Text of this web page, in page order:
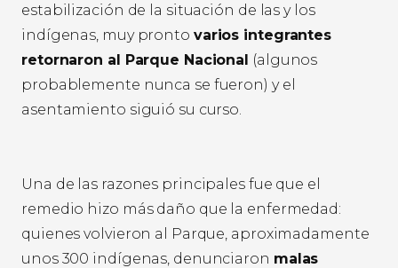
estabilización de la situación de las y los
indígenas, muy pronto varios integrantes
retornaron al Parque Nacional (algunos
probablemente nunca se fueron) y el
asentamiento siguió su curso.
Una de las razones principales fue que el
remedio hizo más daño que la enfermedad:
quienes volvieron al Parque, aproximadamente
unos 300 indígenas, denunciaron malas